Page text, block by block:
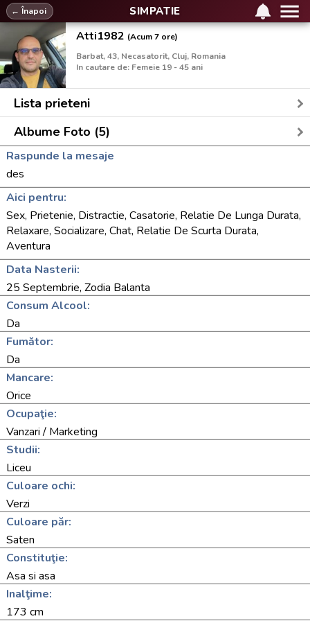
SIMPATIE
← Înapoi
Atti1982 (Acum 7 ore)
Barbat, 43, Necasatorit, Cluj, Romania
In cautare de: Femeie 19 - 45 ani
Lista prieteni
Albume Foto (5)
Raspunde la mesaje
des
Aici pentru:
Sex, Prietenie, Distractie, Casatorie, Relatie De Lunga Durata,
Relaxare, Socializare, Chat, Relatie De Scurta Durata,
Aventura
Data Nasterii:
25 Septembrie, Zodia Balanta
Consum Alcool:
Da
Fumător:
Da
Mancare:
Orice
Ocupaţie:
Vanzari / Marketing
Studii:
Liceu
Culoare ochi:
Verzi
Culoare păr:
Saten
Constituţie:
Asa si asa
Inalţime:
173 cm